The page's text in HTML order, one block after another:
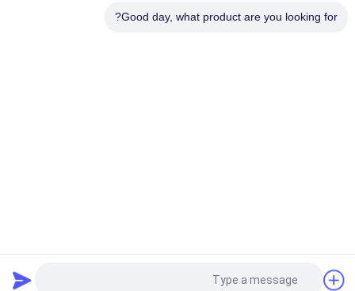
Good day, what product are you looking for?